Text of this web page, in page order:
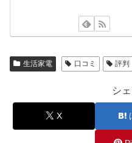
生活家電 口コミ 評判
シ
X